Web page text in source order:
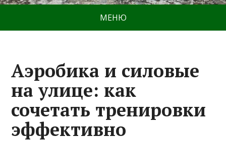
МЕНЮ
Аэробика и силовые
на улице: как
сочетать тренировки
эффективно